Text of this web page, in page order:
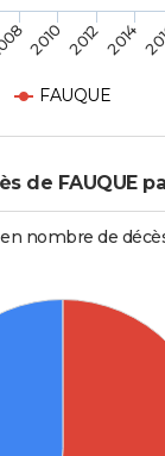
FAUQUE
2010 2012 2014
de FAUQUE
nombre de